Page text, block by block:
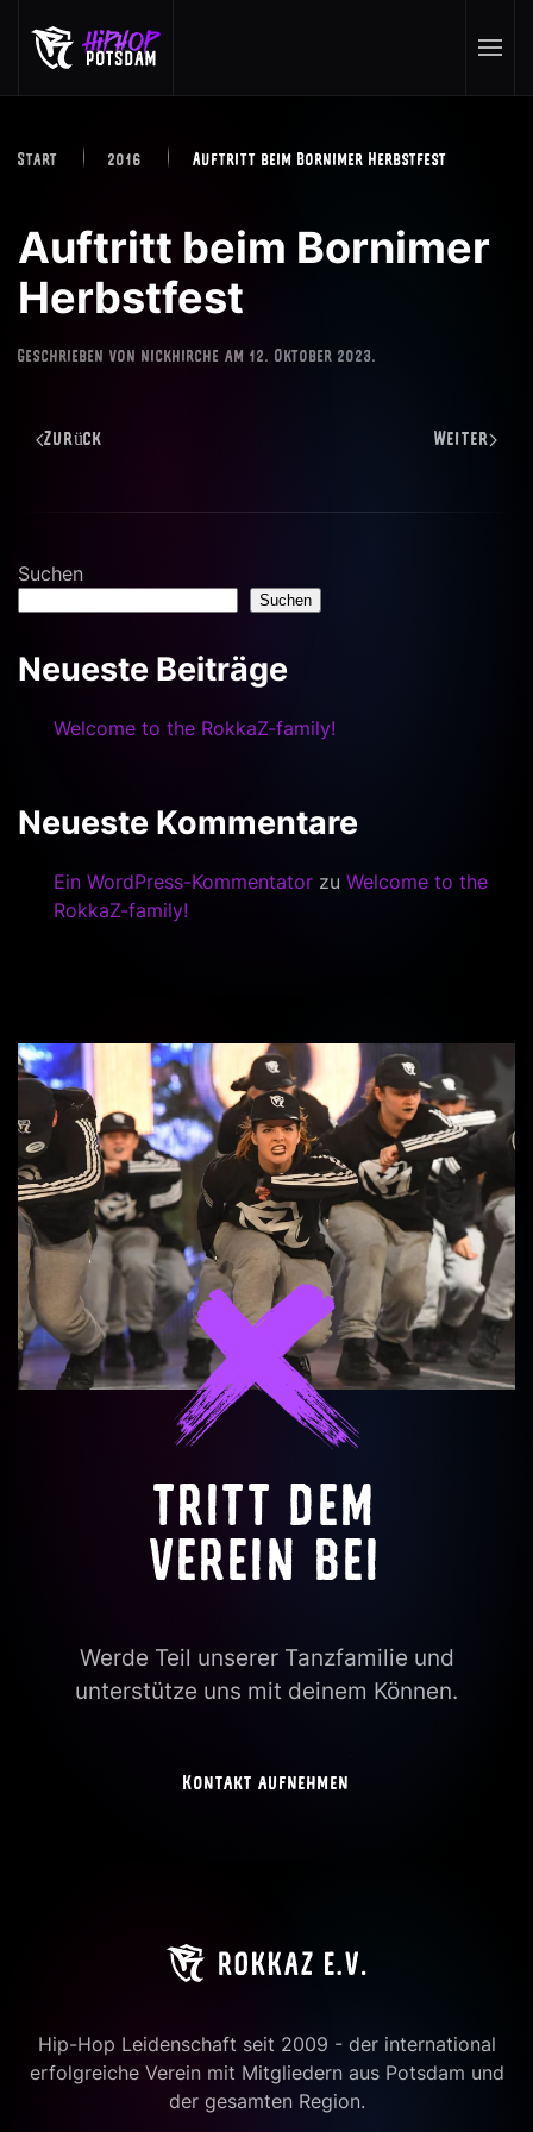
Skip to main content
Start 2016 Auftritt beim Bornimer Herbstfest
Auftritt beim Bornimer
Herbstfest
Geschrieben von nickhirche am 12. Oktober 2023.
Zurück Weiter
Suchen
Suchen
Neueste Beiträge
Welcome to the RokkaZ-family!
Neueste Kommentare
Ein WordPress-Kommentator zu Welcome to the
RokkaZ-family!
TRITT DEM
VEREIN BEI
Werde Teil unserer Tanzfamilie und
unterstütze uns mit deinem Können.
Kontakt aufnehmen
Hip-Hop Leidenschaft seit 2009 - der international
erfolgreiche Verein mit Mitgliedern aus Potsdam und
der gesamten Region.